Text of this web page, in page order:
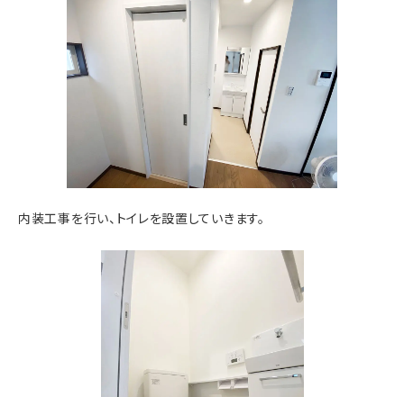
内装工事を行い、トイレを設置していきます。